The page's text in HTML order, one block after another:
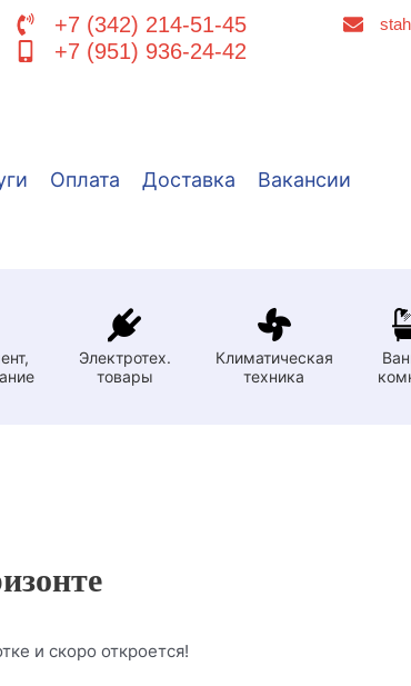
+7 (342) 214-51-45
+7 (951) 936-24-42
Оплата Доставка
Вакансии
Электротех.
товары
Климатическая
техника
и скоро откроется!